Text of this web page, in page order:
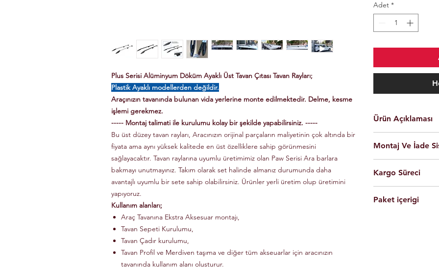
Plus Serisi Alüminyum Döküm Ayaklı Üst Tavan Çıtası Tavan Rayları;
Plastik Ayaklı modellerden değildir.
Araçınızın tavanında bulunan vida yerlerine monte edilmektedir. Delme, kesme
işlemi gerekmez.
----- Montaj talimati ile kurulumu kolay bir şekilde yapabilirsiniz. -----
Bu üst düzey tavan rayları, Aracınızın orijinal parçaların maliyetinin çok altında bir
fiyata ama aynı yüksek kalitede en üst özelliklere sahip görünmesini
sağlayacaktır. Tavan raylarına uyumlu üretimimiz olan Paw Serisi Ara barlara
bakmayı unutmayınız. Takım olarak set halinde almanız durumunda daha
avantajlı uyumlu bir sete sahip olabilirsiniz. Ürünler yerli üretim olup üretimini
yapıyoruz.
Kullanım alanları;
Araç Tavanına Ekstra Aksesuar montajı,
Tavan Sepeti Kurulumu,
Tavan Çadır kurulumu,
Tavan Profil ve Merdiven taşıma ve diğer tüm akseuarlar için aracınızın
tavanında kullanım alanı olusturur.
Adet *
Ürün Açıklaması
Kolay montaj.
Talimatlar ve
Siyah Ve Gri Renk
Döküm
Yerli üretim.
80 KG yük
Montaj Ve İade
olarak
Ürünleri son
yapabilmesi için
Tüm ürünlerde
Kargo Süreci
Saat 14'ekadar
Paket içerigi